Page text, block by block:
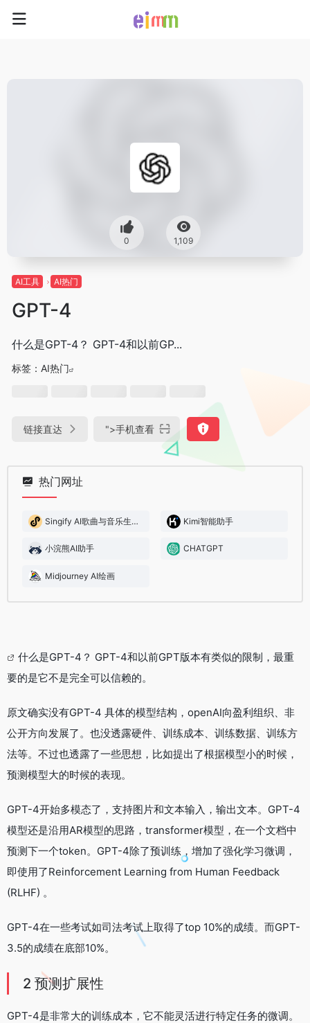
0 1,109
AI工具 AI热门
GPT-4
什么是GPT-4？ GPT-4和以前GP...
标签： AI热门
链接直达 ">手机查看
热门网址
Singify AI歌曲与音乐生成器 Kimi智能助手
小浣熊AI助手 CHATGPT
Midjourney AI绘画
什么是GPT-4？ GPT-4和以前GPT版本有类似的限制，最重
要的是它不是完全可以信赖的。
原文确实没有GPT-4 具体的模型结构，openAI向盈利组织、非
公开方向发展了。也没透露硬件、训练成本、训练数据、训练方
法等。不过也透露了一些思想，比如提出了根据模型小的时候，
预测模型大的时候的表现。
GPT-4开始多模态了，支持图片和文本输入，输出文本。GPT-4
模型还是沿用AR模型的思路，transformer模型，在一个文档中
预测下一个token。GPT-4除了预训练，增加了强化学习微调，
即使用了Reinforcement Learning from Human Feedback
(RLHF) 。
GPT-4在一些考试如司法考试上取得了top 10%的成绩。而GPT-
3.5的成绩在底部10%。
2 预测扩展性
GPT-4是非常大的训练成本，它不能灵活进行特定任务的微调。